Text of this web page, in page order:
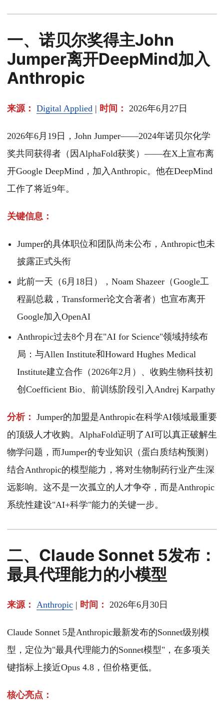
一、诺贝尔奖得主John
Jumper离开DeepMind加入
Anthropic
来源： Digital Applied | 时间： 2026年6月27日
2026年6月19日，John Jumper——2024年诺贝尔化学
奖共同获得者（因AlphaFold获奖）——在X上宣布离
开Google DeepMind，加入Anthropic。他在DeepMind
工作了将近9年。
关键信息：
Jumper的具体职位和团队尚未公布，Anthropic也未
披露正式头衔
此前一天（6月18日），Noam Shazeer（Google工
程副总裁，Transformer论文合著者）也宣布离开
Google加入OpenAI
Anthropic过去8个月在"AI for Science"领域持续布
局：与Allen Institute和Howard Hughes Medical
Institute建立合作（2026年2月）、收购生物科技初
创Coefficient Bio、前训练阶段引入Andrej Karpathy
分析： Jumper的加盟是Anthropic在科学AI领域最重要
的顶级人才收购。AlphaFold证明了AI可以真正破解生
物学问题，而Jumper的专业知识（蛋白质结构预测）
结合Anthropic的模型能力，将对生物制药行业产生深
远影响。这不是一次孤立的人才争夺，而是Anthropic
系统性建设"AI+科学"能力的关键一步。
二、Claude Sonnet 5发布：
最具代理能力的小模型
来源： Anthropic | 时间： 2026年6月30日
Claude Sonnet 5是Anthropic最新发布的Sonnet级别模
型，定位为"最具代理能力的Sonnet模型"，在多项关
键指标上接近Opus 4.8，但价格更低。
核心亮点：